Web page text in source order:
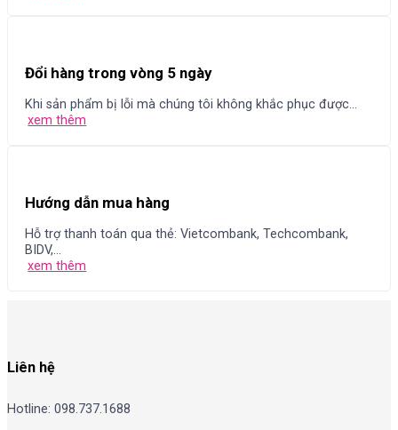
Đổi hàng trong vòng 5 ngày
Khi sản phẩm bị lỗi mà chúng tôi không khắc phục được...
xem thêm
Hướng dẫn mua hàng
Hỗ trợ thanh toán qua thẻ: Vietcombank, Techcombank,
BIDV,...
xem thêm
Liên hệ
Hotline: 098.737.1688